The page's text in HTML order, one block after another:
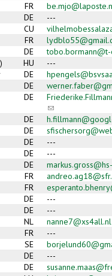
FR
DE
---
CU
FR
DE
HU
---
DE
DE
DE
(link
sends
e-
mail)
DE
DE
DE
---
DE
---
DE
FR
FR
DE
---
DE
---
NL nanne7@xs4all.nl
FR
---
SE
DE
---
DE